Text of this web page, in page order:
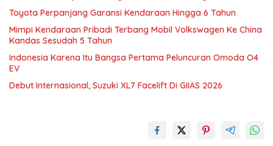
Toyota Perpanjang Garansi Kendaraan Hingga 6 Tahun
Mimpi Kendaraan Pribadi Terbang Mobil Volkswagen Ke China
Kandas Sesudah 5 Tahun
Indonesia Karena Itu Bangsa Pertama Peluncuran Omoda O4
EV
Debut Internasional, Suzuki XL7 Facelift Di GIIAS 2026